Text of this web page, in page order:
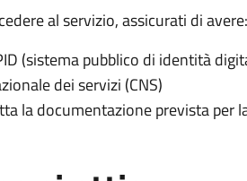
al servizio, assicurati di avere:
(sistema pubblico di identità
dei servizi (CNS)
la documentazione prevista per